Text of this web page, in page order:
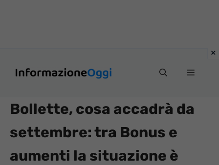
Menu
Bollette, cosa accadrà da
settembre: tra Bonus e
aumenti la situazione è